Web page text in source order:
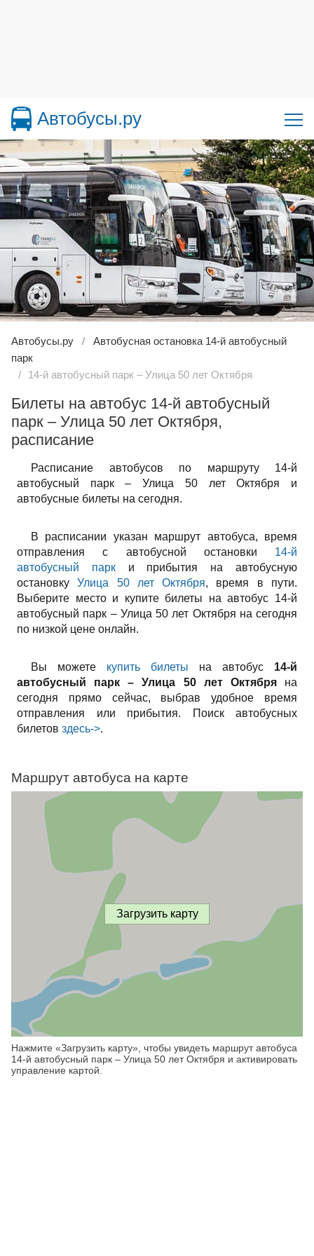
Автобусы.ру
Автобусы.ру
Автобусная остановка 14-й автобусный
парк
14-й автобусный парк – Улица 50 лет Октября
Билеты на автобус 14-й автобусный
парк – Улица 50 лет Октября,
расписание
Расписание автобусов по маршруту 14-й
автобусный парк – Улица 50 лет Октября и
автобусные билеты на сегодня.
В расписании указан маршрут автобуса, время
отправления с автобусной остановки 14-й
автобусный парки прибытия на автобусную
остановкуУлица 50 лет Октября, время в пути.
Выберите место и купите билеты на автобус 14-й
автобусный парк – Улица 50 лет Октября на сегодня
по низкой цене онлайн.
Вы можете купить билеты на автобус 14-й
автобусный парк – Улица 50 лет Октябряна
сегодня прямо сейчас, выбрав удобное время
отправления или прибытия. Поиск автобусных
билетов здесь->.
Маршрут автобуса на карте
Загрузить карту
Нажмите «Загрузить карту», чтобы увидеть маршрут автобуса
14-й автобусный парк – Улица 50 лет Октября и активировать
управление картой.